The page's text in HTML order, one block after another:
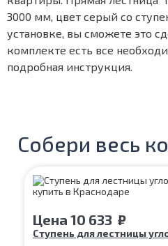
3000 мм, цвет серый со
установке, вы сможете это
комплекте есть все
подробная инструкция.
Собери весь
Цена 10 633 ₽
Ступень для лестницы